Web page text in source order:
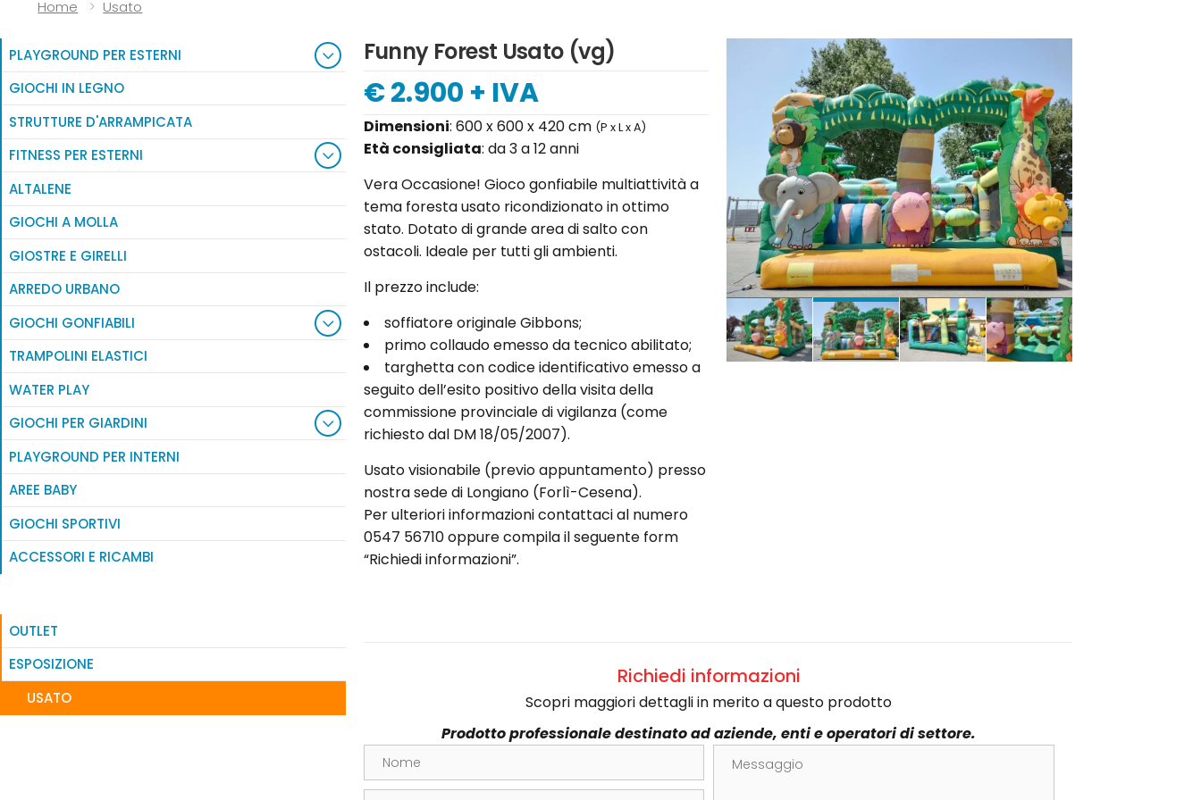
Naviga:
Home Usato
Funny Forest Usato (vg)
€ 2.900 + IVA
Dimensioni: 600 x 600 x 420 cm (P x L x A)
Età consigliata: da 3 a 12 anni
Vera Occasione! Gioco gonfiabile multiattività a
tema foresta usato ricondizionato in ottimo
stato. Dotato di grande area di salto con
ostacoli. Ideale per tutti gli ambienti.
Il prezzo include:
soffiatore originale Gibbons;
primo collaudo emesso da tecnico abilitato;
targhetta con codice identificativo emesso a
seguito dell’esito positivo della visita della
commissione provinciale di vigilanza (come
richiesto dal DM 18/05/2007).
Usato visionabile (previo appuntamento) presso
nostra sede di Longiano (Forlì-Cesena).
Per ulteriori informazioni contattaci al numero
0547 56710 oppure compila il seguente form
“Richiedi informazioni”.
€ 2.900 + IVA
Richiedi informazioni
Scopri maggiori dettagli in merito a questo prodotto
Prodotto professionale destinato ad aziende, enti e operatori di settore.
Nome
PLAYGROUND PER ESTERNI
GIOCHI IN LEGNO
STRUTTURE D'ARRAMPICATA
FITNESS PER ESTERNI
ALTALENE
GIOCHI A MOLLA
GIOSTRE E GIRELLI
ARREDO URBANO
GIOCHI GONFIABILI
TRAMPOLINI ELASTICI
WATER PLAY
GIOCHI PER GIARDINI
PLAYGROUND PER INTERNI
AREE BABY
GIOCHI SPORTIVI
ACCESSORI E RICAMBI
OUTLET
ESPOSIZIONE
USATO